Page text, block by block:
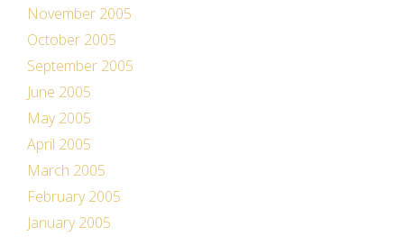
November 2005
October 2005
September 2005
June 2005
May 2005
April 2005
March 2005
February 2005
January 2005